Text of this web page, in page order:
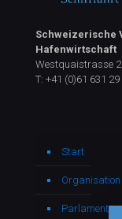
Schweizerische
Hafenwirtschaft
Westquaistrasse
T: +41 (0)61 631 29
Start
Organisation